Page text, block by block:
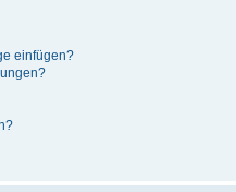
einfügen?